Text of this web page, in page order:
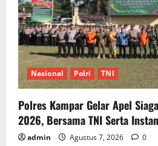
Nasional Polri TNI
Polres Kampar Gelar Apel
2026, Bersama TNI Serta
admin Agustus 7, 2026 0